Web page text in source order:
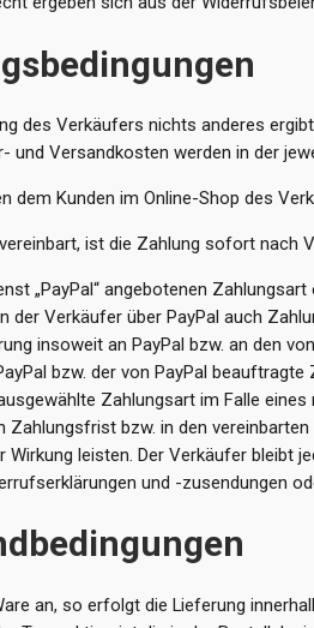
des Verkäufers nichts anderes
und Versandkosten werden in der
dem Kunden im Online-Shop des
ist die Zahlung sofort nach
„PayPal“ angebotenen
der Verkäufer über PayPal auch
insoweit an PayPal bzw. an den
bzw. der von PayPal
Zahlungsart im Falle
bzw. in den
leisten. Der Verkäufer bleibt
und -zusendungen
an, so erfolgt die Lieferung